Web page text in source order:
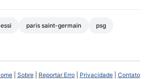
paris saint-germain psg
| Sobre| Reportar Erro| Privacidade| Contato